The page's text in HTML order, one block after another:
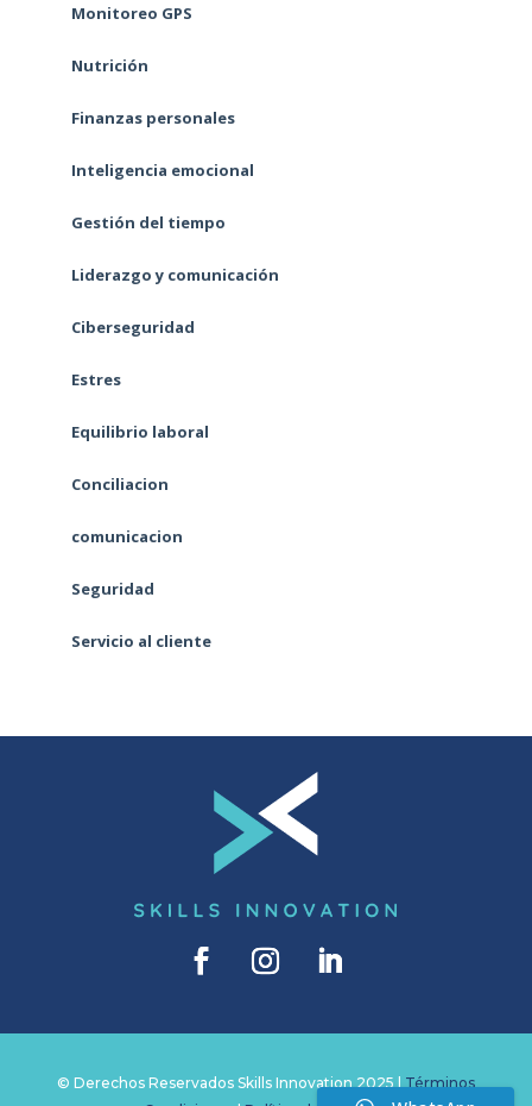
Monitoreo GPS
Nutrición
Finanzas personales
Inteligencia emocional
Gestión del tiempo
Liderazgo y comunicación
Ciberseguridad
Estres
Equilibrio laboral
Conciliacion
comunicacion
Seguridad
Servicio al cliente
© Derechos Reservados Skills Innovation 2025 | Términos